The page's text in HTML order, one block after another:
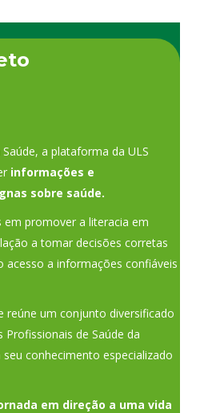
a plataforma da ULS
informações e
sobre saúde.
promover a literacia em
a tomar decisões corretas
acesso a informações confiáveis
reúne um conjunto diversificado
de Saúde da
conhecimento especializado
em direção a uma vida